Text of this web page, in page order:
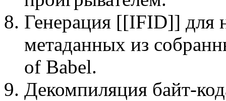
Генерация [[IFID]] для
метаданных из
of Babel.
Декомпиляция байт-